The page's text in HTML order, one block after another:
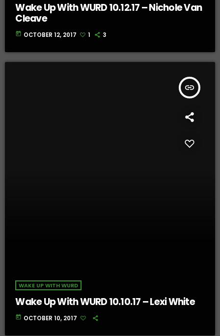
Wake Up With WURD 10.12.17 – Nichole Van
Cleave
today OCTOBER 12, 2017 1 3
insert_link
WAKE UP WITH WURD
Wake Up With WURD 10.10.17 – Lexi White
today OCTOBER 10, 2017